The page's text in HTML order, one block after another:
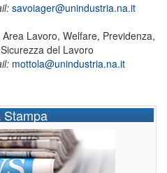
savoiager@unindustria.na.it
Lavoro, Welfare, Previdenza,
del Lavoro
mottola@unindustria.na.it
Stampa